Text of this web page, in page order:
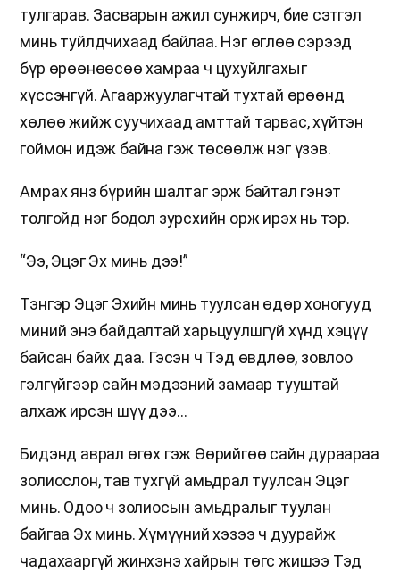
тулгарав. Засварын ажил сунжирч, бие сэтгэл
минь туйлдчихаад байлаа. Нэг өглөө сэрээд
бүр өрөөнөөсөө хамраа ч цухуйлгахыг
хүссэнгүй. Агааржуулагчтай тухтай өрөөнд
хөлөө жийж суучихаад амттай тарвас, хүйтэн
гоймон идэж байна гэж төсөөлж нэг үзэв.
Амрах янз бүрийн шалтаг эрж байтал гэнэт
толгойд нэг бодол зурсхийн орж ирэх нь тэр.
“Ээ, Эцэг Эх минь дээ!”
Тэнгэр Эцэг Эхийн минь туулсан өдөр хоногууд
миний энэ байдалтай харьцуулшгүй хүнд хэцүү
байсан байх даа. Гэсэн ч Тэд өвдлөө, зовлоо
гэлгүйгээр сайн мэдээний замаар тууштай
алхаж ирсэн шүү дээ…
Бидэнд аврал өгөх гэж Өөрийгөө сайн дураараа
золиослон, тав тухгүй амьдрал туулсан Эцэг
минь. Одоо ч золиосын амьдралыг туулан
байгаа Эх минь. Хүмүүний хэзээ ч дуурайж
чадахааргүй жинхэнэ хайрын төгс жишээ Тэд